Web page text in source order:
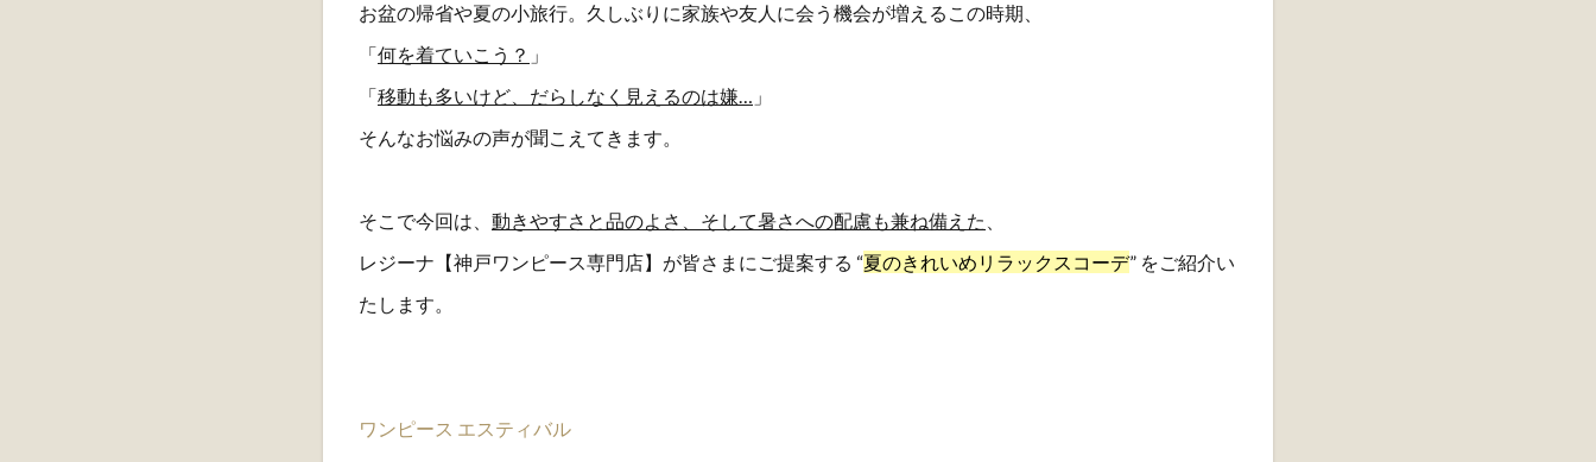
お盆の帰省や夏の小旅行。久しぶりに家族や友人に会う機会が増えるこの時期、
「何を着ていこう？ 」
「移動も多いけど、だらしなく見えるのは嫌… 」
そんなお悩みの声が聞こえてきます。
そこで今回は、 動きやすさと品のよさ、そして暑さへの配慮も兼ね備えた
レジーナ【神戸ワンピース専門店】が皆さまにご提案する “夏のきれいめリラックスコーデ” をご紹介い
たします。
ワンピース エスティバル